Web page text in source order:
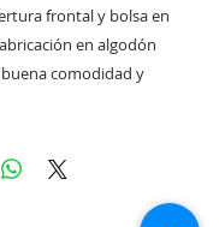
frontal y bolsa en
en algodón
comodidad y